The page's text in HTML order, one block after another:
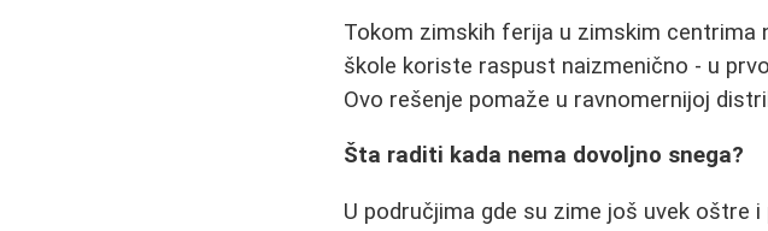
Tokom zimskih ferija u zimskim centrima
škole koriste raspust naizmenično - u
Ovo rešenje pomaže u ravnomernijoj
Šta raditi kada nema dovoljno snega?
U područjima gde su zime još uvek oštre